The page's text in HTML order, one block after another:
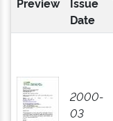
Date
2000-
03